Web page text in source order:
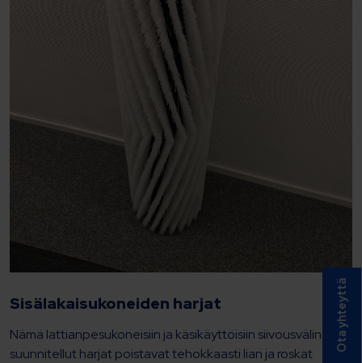
Sisälakaisukoneiden harjat
Nämä lattianpesukoneisiin ja käsikäyttöisiin siivousvälineisiin
suunnitellut harjat poistavat tehokkaasti lian ja roskat
Ota yhteyttä